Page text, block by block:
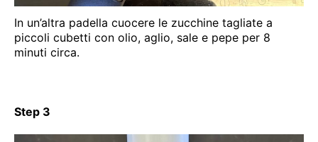
In un’altra padella cuocere le zucchine tagliate a
piccoli cubetti con olio, aglio, sale e pepe per 8
minuti circa.
Step 3